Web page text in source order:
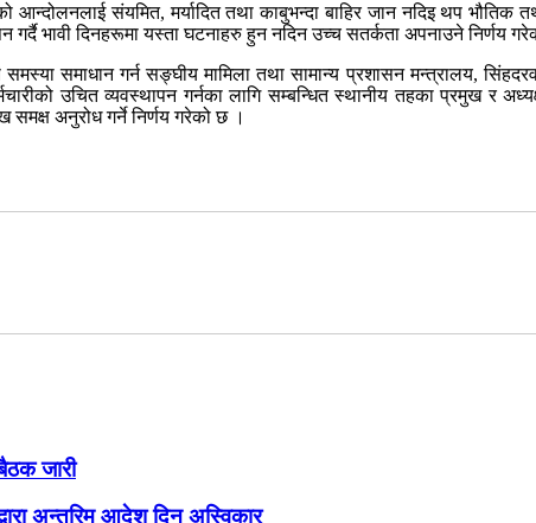
आन्दोलनलाई संयमित, मर्यादित तथा काबुभन्दा बाहिर जान नदिइ थप
गर्दै भावी दिनहरूमा यस्ता घटनाहरु हुन नदिन उच्च सतर्कता अपनाउने निर्णय
समस्या समाधान गर्न सङ्घीय मामिला तथा सामान्य प्रशासन मन्त्रालय,
उचित व्यवस्थापन गर्नका लागि सम्बन्धित स्थानीय तहका प्रमुख र
अनुरोध गर्ने निर्णय गरेको छ ।
जारी
अन्तरिम आदेश दिन अस्विकार